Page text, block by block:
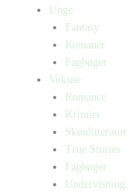
Unge
Fantasy
Romaner
Fagbøger
Voksne
Romance
Krimier
Skønlitteratur
True Stories
Fagbøger
Undervisning